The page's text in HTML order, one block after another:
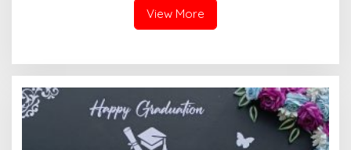
View More